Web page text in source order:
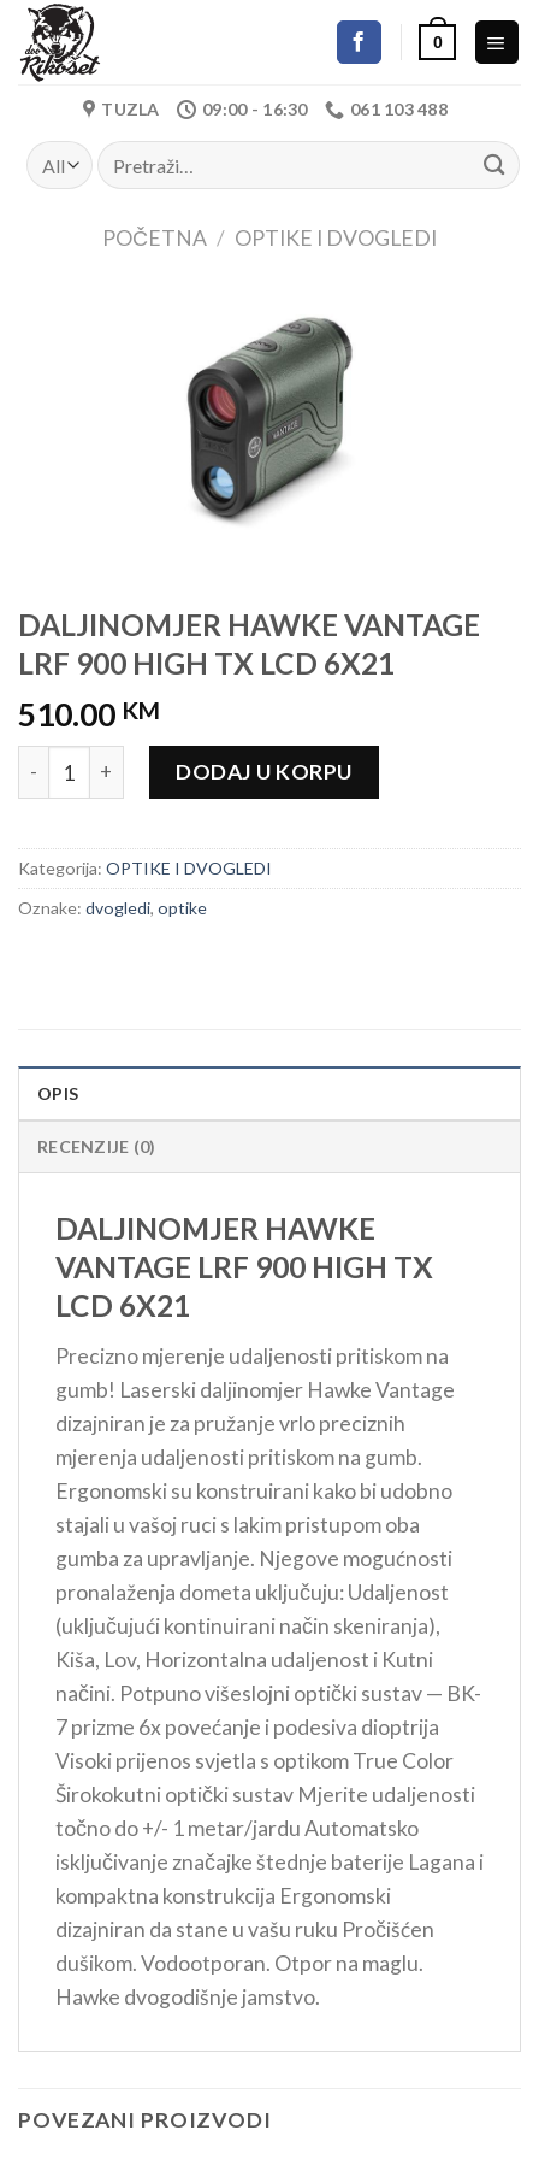
Skip
content
0
TUZLA 09:00 - 16:30 061 103 488
Pretraži:
POČETNA / OPTIKE I DVOGLEDI
DALJINOMJER HAWKE VANTAGE
LRF 900 HIGH TX LCD 6X21
510.00 KM
DALJINOMJER HAWKE VANTAGE LRF 900 HIGH TX LCD
DODAJ U KORPU
Kategorija: OPTIKE I DVOGLEDI
Oznake: dvogledi, optike
OPIS
RECENZIJE (0)
DALJINOMJER HAWKE
VANTAGE LRF 900 HIGH TX
LCD 6X21
Precizno mjerenje udaljenosti pritiskom na
gumb! Laserski daljinomjer Hawke Vantage
dizajniran je za pružanje vrlo preciznih
mjerenja udaljenosti pritiskom na gumb.
Ergonomski su konstruirani kako bi udobno
stajali u vašoj ruci s lakim pristupom oba
gumba za upravljanje. Njegove mogućnosti
pronalaženja dometa uključuju: Udaljenost
(uključujući kontinuirani način skeniranja),
Kiša, Lov, Horizontalna udaljenost i Kutni
načini. Potpuno višeslojni optički sustav — BK-
7 prizme 6x povećanje i podesiva dioptrija
Visoki prijenos svjetla s optikom True Color
Širokokutni optički sustav Mjerite udaljenosti
točno do +/- 1 metar/jardu Automatsko
isključivanje značajke štednje baterije Lagana i
kompaktna konstrukcija Ergonomski
dizajniran da stane u vašu ruku Pročišćen
dušikom. Vodootporan. Otpor na maglu.
Hawke dvogodišnje jamstvo.
POVEZANI PROIZVODI